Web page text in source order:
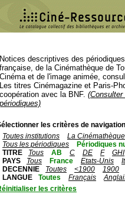
Notices descriptives des
française, de la Cinémathèque de
Cinéma et de l'image animée,
Les titres Cinémagazine et Paris-
coopération avec la BNF.
périodiques)
les critères de
Toutes institutions
La
Tous les périodiques
Périodiques
TITRE
Tous AB C DE F
GHI
PAYS
Tous France Etats-Unis
DECENNIE
Toutes <1900
1900
LANGUE
Toutes Français
les critères